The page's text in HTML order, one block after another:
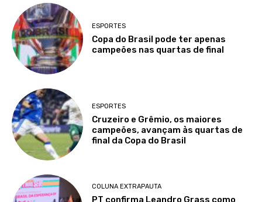
ESPORTES
Copa do Brasil pode ter apenas
campeões nas quartas de final
ESPORTES
Cruzeiro e Grêmio, os maiores
campeões, avançam às quartas de
final da Copa do Brasil
COLUNA EXTRAPAUTA